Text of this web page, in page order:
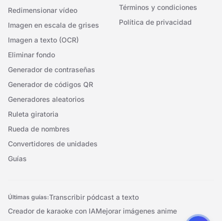
Redimensionar vídeo
Imagen en escala de grises
Imagen a texto (OCR)
Eliminar fondo
Generador de contraseñas
Generador de códigos QR
Generadores aleatorios
Ruleta giratoria
Rueda de nombres
Convertidores de unidades
Guías
Términos y condiciones
Política de privacidad
Últimas guías:Transcribir pódcast a texto
Creador de karaoke con IAMejorar imágenes anime